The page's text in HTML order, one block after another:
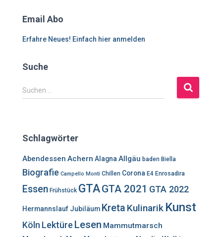
Email Abo
Erfahre Neues! Einfach hier anmelden
Suche
S
u
n
a
c
h
Suchen …
Schlagwörter
Abendessen Achern Alagna Allgäu baden Biella
Biografie Campello Monti Chillen Corona E4 Enrosadira
Essen Frühstück GTAGTA 2021 GTA 2022
Hermannslauf Jubiläum Kreta Kulinarik Kunst
Köln LektüreLesen Mammutmarsch